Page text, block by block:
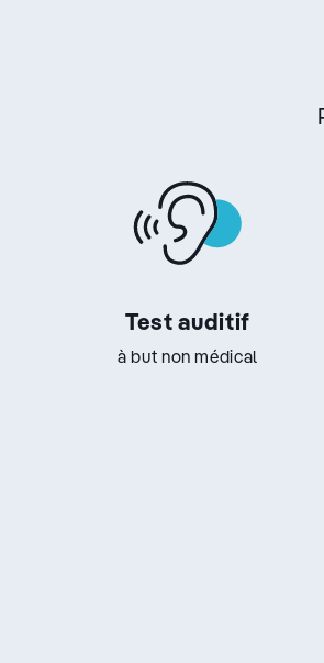
Test auditif
à but non médical